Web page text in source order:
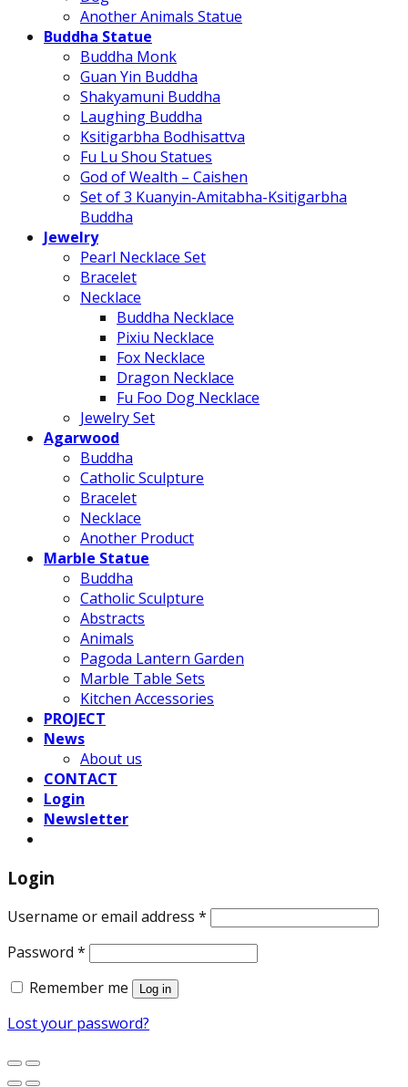
Another Animals Statue
Buddha Statue
Buddha Monk
Guan Yin Buddha
Shakyamuni Buddha
Laughing Buddha
Ksitigarbha Bodhisattva
Fu Lu Shou Statues
God of Wealth – Caishen
Set of 3 Kuanyin-Amitabha-Ksitigarbha
Buddha
Jewelry
Pearl Necklace Set
Bracelet
Necklace
Buddha Necklace
Pixiu Necklace
Fox Necklace
Dragon Necklace
Fu Foo Dog Necklace
Jewelry Set
Agarwood
Buddha
Catholic Sculpture
Bracelet
Necklace
Another Product
Marble Statue
Buddha
Catholic Sculpture
Abstracts
Animals
Pagoda Lantern Garden
Marble Table Sets
Kitchen Accessories
PROJECT
News
About us
CONTACT
Login
Newsletter
Login
Username or email address *
Password *
Remember me
Log in
Lost your password?